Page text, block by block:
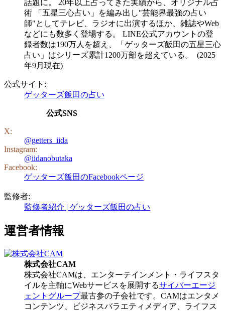
話題に。 20年以上占ってきた実績から、オリジナル占
術 「五星三心占い」を編み出し"芸能界最強の占い
師"としてテレビ、ラジオに出演するほか、雑誌やWeb
などにも数多く登場する。 LINE公式アカウントの登
録者数は190万人を超え、「ゲッターズ飯田の五星三心
占い」はシリーズ累計1200万部を超えている。 (2025
年9月現在)
公式サイト:
ゲッターズ飯田の占い
公式SNS
X:
@getters_iida
Instagram:
@iidanobutaka
Facebook:
ゲッターズ飯田のFacebookページ
監修者:
監修者紹介 | ゲッターズ飯田の占い
運営者情報
株式会社CAM
株式会社CAMは、エンターテインメント・ライフスタ
イルを主軸にWebサービスを展開するサイバーエージ
ェントグループ最古参の子会社です。CAMはエンタメ
コンテンツ、ビジネスバラエティメディア、ライフス